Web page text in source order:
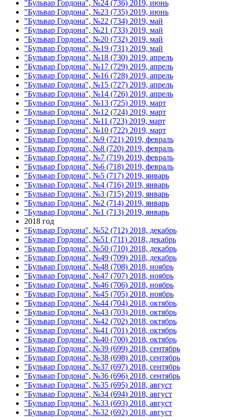
"Бульвар Гордона", №24 (736) 2019, июнь
"Бульвар Гордона", №23 (735) 2019, июнь
"Бульвар Гордона", №22 (734) 2019, май
"Бульвар Гордона", №21 (733) 2019, май
"Бульвар Гордона", №20 (732) 2019, май
"Бульвар Гордона", №19 (731) 2019, май
"Бульвар Гордона", №18 (730) 2019, апрель
"Бульвар Гордона", №17 (729) 2019, апрель
"Бульвар Гордона", №16 (728) 2019, апрель
"Бульвар Гордона", №15 (727) 2019, апрель
"Бульвар Гордона", №14 (726) 2019, апрель
"Бульвар Гордона", №13 (725) 2019, март
"Бульвар Гордона", №12 (724) 2019, март
"Бульвар Гордона", №11 (723) 2019, март
"Бульвар Гордона", №10 (722) 2019, март
"Бульвар Гордона", №9 (721) 2019, февраль
"Бульвар Гордона", №8 (720) 2019, февраль
"Бульвар Гордона", №7 (719) 2019, февраль
"Бульвар Гордона", №6 (718) 2019, февраль
"Бульвар Гордона", №5 (717) 2019, январь
"Бульвар Гордона", №4 (716) 2019, январь
"Бульвар Гордона", №3 (715) 2019, январь
"Бульвар Гордона", №2 (714) 2019, январь
"Бульвар Гордона", №1 (713) 2019, январь
2018 год
"Бульвар Гордона", №52 (712) 2018, декабрь
"Бульвар Гордона", №51 (711) 2018, декабрь
"Бульвар Гордона", №50 (710) 2018, декабрь
"Бульвар Гордона", №49 (709) 2018, декабрь
"Бульвар Гордона", №48 (708) 2018, ноябрь
"Бульвар Гордона", №47 (707) 2018, ноябрь
"Бульвар Гордона", №46 (706) 2018, ноябрь
"Бульвар Гордона", №45 (705) 2018, ноябрь
"Бульвар Гордона", №44 (704) 2018, октябрь
"Бульвар Гордона", №43 (703) 2018, октябрь
"Бульвар Гордона", №42 (702) 2018, октябрь
"Бульвар Гордона", №41 (701) 2018, октябрь
"Бульвар Гордона", №40 (700) 2018, октябрь
"Бульвар Гордона", №39 (699) 2018, сентябрь
"Бульвар Гордона", №38 (698) 2018, сентябрь
"Бульвар Гордона", №37 (697) 2018, сентябрь
"Бульвар Гордона", №36 (696) 2018, сентябрь
"Бульвар Гордона", №35 (695) 2018, август
"Бульвар Гордона", №34 (694) 2018, август
"Бульвар Гордона", №33 (693) 2018, август
"Бульвар Гордона", №32 (692) 2018, август